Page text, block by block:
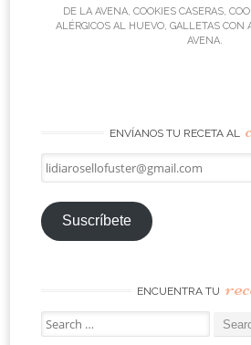
DE LA AVENA, COOKIES CASERAS,
ALÉRGICOS AL HUEVO, GALLETAS CON
AVENA.
ENVÍANOS TU RECETA AL
lidiarosellofuster@gmail.com
Suscríbete
ENCUENTRA TU
Search
for: